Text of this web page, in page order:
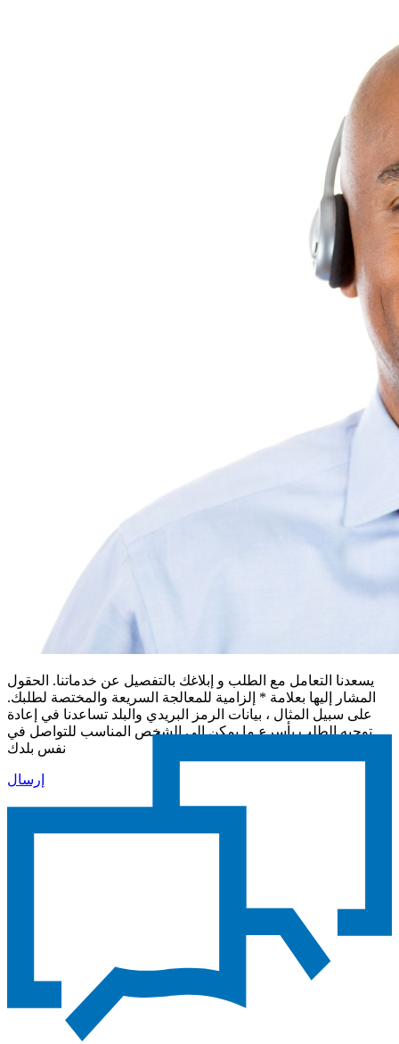
يسعدنا التعامل مع الطلب و إبلاغك بالتفصيل عن خدماتنا. الحقول
المشار إليها بعلامة * إلزامية للمعالجة السريعة والمختصة لطلبك.
على سبيل المثال ، بيانات الرمز البريدي والبلد تساعدنا في إعادة
توجيه الطلب بأسرع ما يمكن إلى الشخص المناسب للتواصل في
نفس بلدك
إرسال